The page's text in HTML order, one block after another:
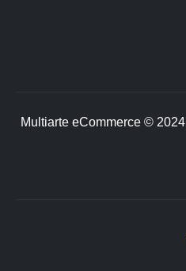
Multiarte eCommerce © 2024 |